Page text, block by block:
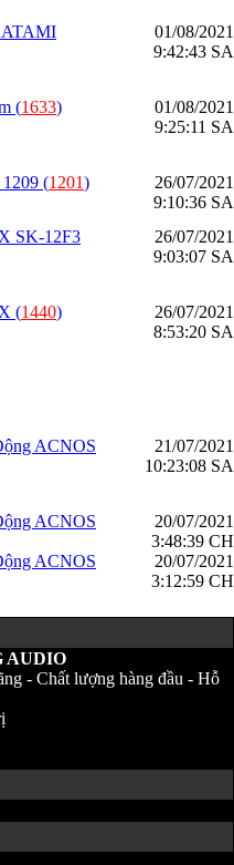
01/08/2021
9:42:43 SA
(1633)
01/08/2021
9:25:11 SA
(1201)
26/07/2021
9:10:36 SA
SK-12F3
26/07/2021
9:03:07 SA
(1440)
26/07/2021
8:53:20 SA
ACNOS
21/07/2021
10:23:08 SA
ACNOS
20/07/2021
3:48:39 CH
ACNOS
20/07/2021
3:12:59 CH
AUDIO
- Chất lượng hàng đầu - Hỗ